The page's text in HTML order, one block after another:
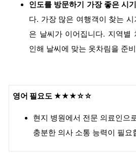
인도를 방문하기 가장 좋은 시
다. 가장 많은 여행객이 찾는
은 날씨가 이어집니다. 지역별
인해 날씨에 맞는 옷차림을 준
영어 필요도 ★★★☆☆
현지 병원에서 전문 의료인으
충분한 의사 소통 능력이 필요